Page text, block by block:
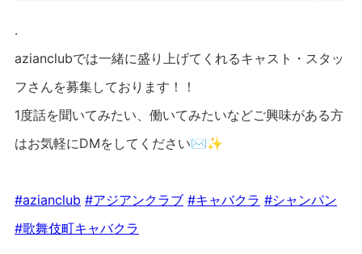
.
azianclubでは一緒に盛り上げてくれるキャスト・スタッ
フさんを募集しております！！
1度話を聞いてみたい、働いてみたいなどご興味がある方
はお気軽にDMをしてください✉️✨
#azianclub #アジアンクラブ #キャバクラ #シャンパン
#歌舞伎町キャバクラ